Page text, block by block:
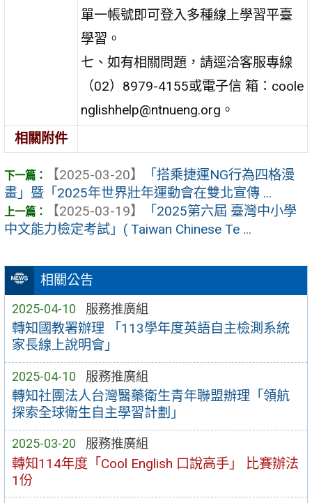
相關公告
2025-04-10 服務推廣組
轉知國教署辦理 「113學年度英語自主檢測系統
家長線上說明會」
2025-04-10 服務推廣組
轉知社團法人台灣醫藥衛生青年聯盟辦理「領航
探索全球衛生自主學習計劃」
2025-03-20 服務推廣組
轉知114年度「Cool English 口說高手」 比賽辦法
1份
單一帳號即可登入多種線上學習平臺
學習。
七、如有相關問題，請逕洽客服專線
（02）8979-4155或電子信 箱：coole
nglishhelp@ntnueng.org。
相關附件
【2025-03-20】
「搭乘捷運NG行為四格漫
畫」暨「2025年世界壯年運動會在雙北宣傳 ...
【2025-03-19】
「2025第六屆 臺灣中小學
中文能力檢定考試」( Taiwan Chinese Te ...